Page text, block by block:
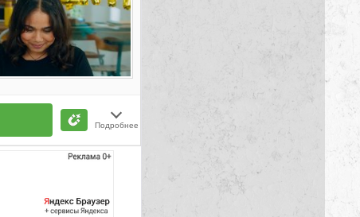
Подробнее